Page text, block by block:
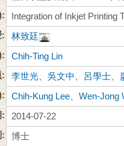
Integration of Inkjet
:
林致廷
Chih-Ting Lin
:
李世光 、吳文中 呂學士
Chih-Kung Lee 、Wen-Jong
:
2014-07-22
:
博士